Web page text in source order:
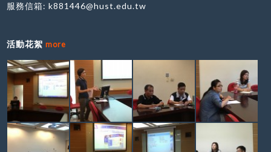
服務信箱:k881446@hust.edu.tw
活動花絮more